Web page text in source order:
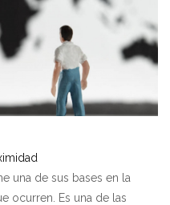
una de sus bases en la
ocurren. Es una de las